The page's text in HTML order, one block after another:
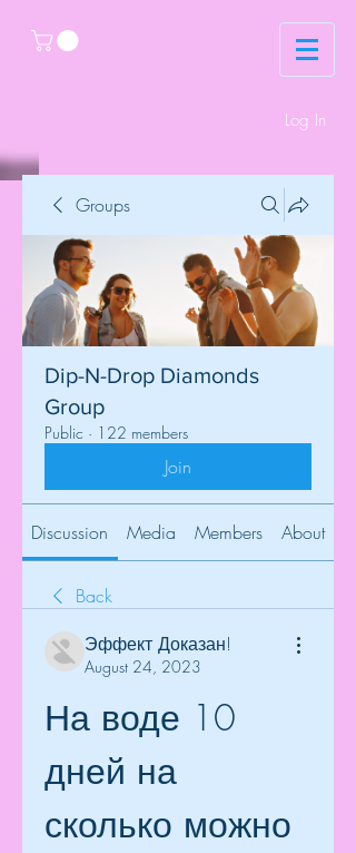
Log In
Groups
Dip-N-Drop Diamonds
Group
Public · 122 members
Join
Discussion Media Members About
Back
Эффект Доказан!
August 24, 2023
На воде 10
дней на
сколько можно